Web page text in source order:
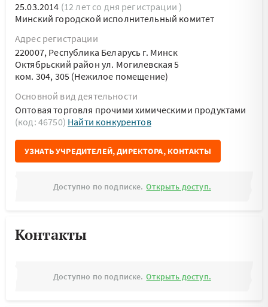
25.03.2014 (12 лет со дня регистрации )
Минский городской исполнительный комитет
Адрес регистрации
220007, Республика Беларусь г. Минск
Октябрьский район ул. Могилевская 5
ком. 304, 305 (Нежилое помещение)
Основной вид деятельности
Оптовая торговля прочими химическими продуктами
(код: 46750) Найти конкурентов
УЗНАТЬ УЧРЕДИТЕЛЕЙ, ДИРЕКТОРА, КОНТАКТЫ
Доступно по подписке. Открыть доступ.
Контакты
Доступно по подписке. Открыть доступ.